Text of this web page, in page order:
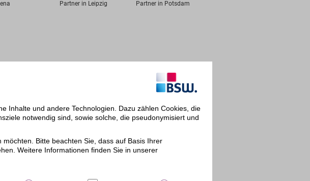
Partner in Leipzig Partner in Potsdam
Inhalte und andere Technologien. Dazu zählen Cookies, die
notwendig sind, sowie solche, die pseudonymisiert und
Bitte beachten Sie, dass auf Basis Ihrer
Weitere Informationen finden Sie in unserer